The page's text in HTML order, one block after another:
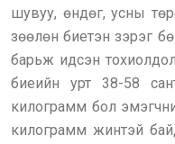
шувуу, өндөг, усны
зөөлөн биетэн зэрэг
барьж идсэн
биеийн урт 38-58
килограмм бол
килограмм жинтэй